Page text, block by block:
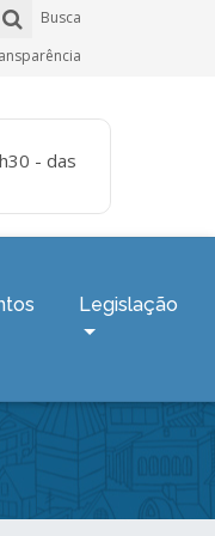
Busca
- das
Legislação